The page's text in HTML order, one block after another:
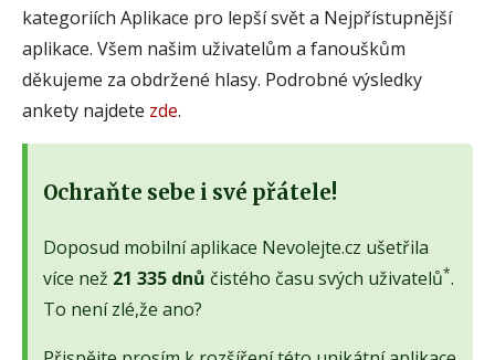
kategoriích Aplikace pro lepší svět a Nejpřístupnější
aplikace. Všem našim uživatelům a fanouškům
děkujeme za obdržené hlasy. Podrobné výsledky
ankety najdete zde.
Ochraňte sebe i své přátele!
Doposud mobilní aplikace Nevolejte.cz ušetřila
více než 21 335 dnů čistého času svých uživatelů*.
To není zlé,že ano?